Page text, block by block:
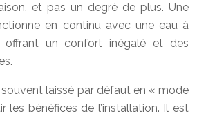
et pas un degré de plus. Une
en continu avec une eau à
offrant un confort inégalé et des
laissé par défaut en « mode
les bénéfices de l’installation. Il est